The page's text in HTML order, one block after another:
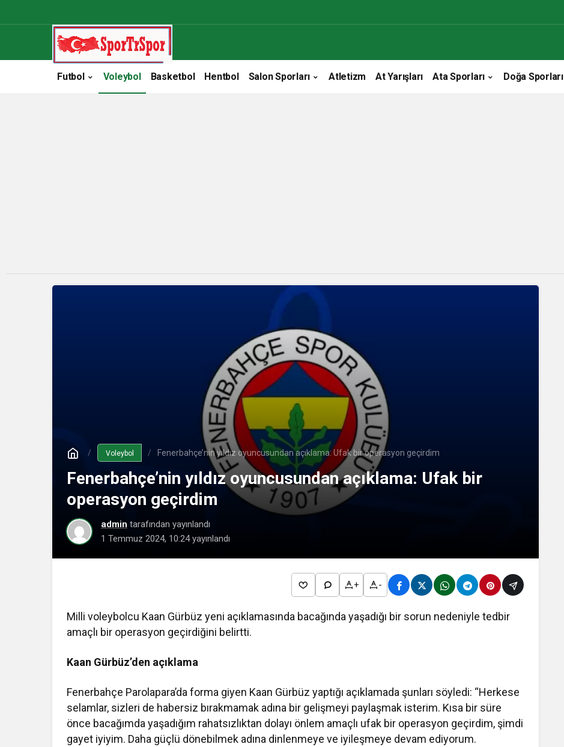
Futbol Voleybol Basketbol Hentbol Salon Sporları Atletizm At Yarışları Ata Sporları Doğa Sporları
Voleybol Fenerbahçe’nin yıldız oyuncusundan açıklama: Ufak bir operasyon geçirdim
Fenerbahçe’nin yıldız oyuncusundan açıklama: Ufak bir
operasyon geçirdim
admin tarafından yayınlandı
1 Temmuz 2024, 10:24yayınlandı
+ -
Milli voleybolcu Kaan Gürbüz yeni açıklamasında bacağında yaşadığı bir sorun nedeniyle tedbir
amaçlı bir operasyon geçirdiğini belirtti.
Kaan Gürbüz’den açıklama
Fenerbahçe Parolapara’da forma giyen Kaan Gürbüz yaptığı açıklamada şunları söyledi: “Herkese
selamlar, sizleri de habersiz bırakmamak adına bir gelişmeyi paylaşmak isterim. Kısa bir süre
önce bacağımda yaşadığım rahatsızlıktan dolayı önlem amaçlı ufak bir operasyon geçirdim, şimdi
gayet iyiyim. Daha güçlü dönebilmek adına dinlenmeye ve iyileşmeye devam ediyorum.